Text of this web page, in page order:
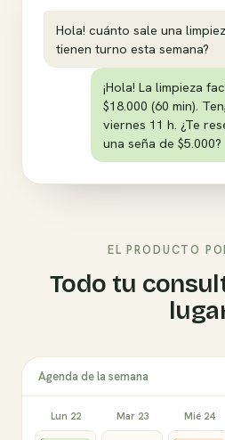
Hola! cuánto sale una
tienen turno esta semana?
¡Hola! La limpieza
$18.000 (60 min).
viernes 11 h. ¿Te
una seña de $5.000?
EL PRODUCTO
Todo tu
Agenda de la semana
Lun 22 Mar 23 Mié 24